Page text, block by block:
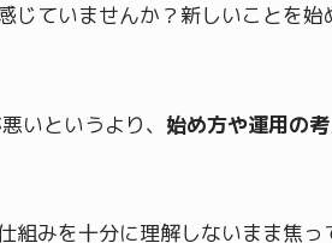
じていませんか？新しいことを
いというより、 始め方や運用の
組みを十分に理解しないまま焦